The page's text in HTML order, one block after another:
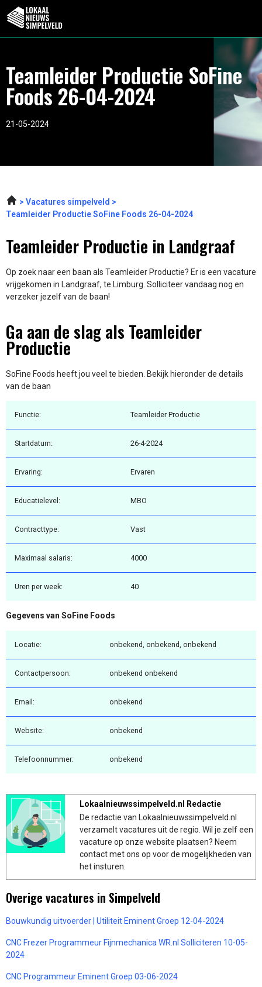
Teamleider Productie SoFine
Foods 26-04-2024
21-05-2024
Vacatures simpelveld
Teamleider Productie SoFine Foods 26-04-2024
Teamleider Productie in Landgraaf
Op zoek naar een baan als Teamleider Productie? Er is een vacature
vrijgekomen in Landgraaf, te Limburg. Solliciteer vandaag nog en
verzeker jezelf van de baan!
Ga aan de slag als Teamleider
Productie
SoFine Foods heeft jou veel te bieden. Bekijk hieronder de details
van de baan
Functie: Teamleider Productie
Startdatum: 26-4-2024
Ervaring: Ervaren
Educatielevel: MBO
Contracttype: Vast
Maximaal salaris: 4000
Uren per week: 40
Gegevens van SoFine Foods
Locatie: onbekend, onbekend, onbekend
Contactpersoon: onbekend onbekend
Email: onbekend
Website: onbekend
Telefoonnummer: onbekend
Lokaalnieuwssimpelveld.nl Redactie
De redactie van Lokaalnieuwssimpelveld.nl
verzamelt vacatures uit de regio. Wil je zelf een
vacature op onze website plaatsen? Neem
contact met ons op voor de mogelijkheden van
het insturen.
Overige vacatures in Simpelveld
Bouwkundig uitvoerder | Utiliteit Eminent Groep 12-04-2024
CNC Frezer Programmeur Fijnmechanica WR.nl Solliciteren 10-05-
2024
CNC Programmeur Eminent Groep 03-06-2024